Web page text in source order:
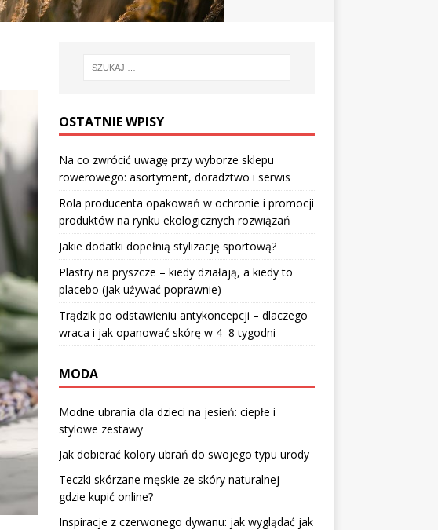
OSTATNIE WPISY
Na co zwrócić uwagę przy wyborze sklepu
rowerowego: asortyment, doradztwo i serwis
Rola producenta opakowań w ochronie i promocji
produktów na rynku ekologicznych rozwiązań
Jakie dodatki dopełnią stylizację sportową?
Plastry na pryszcze – kiedy działają, a kiedy to
placebo (jak używać poprawnie)
Trądzik po odstawieniu antykoncepcji – dlaczego
wraca i jak opanować skórę w 4–8 tygodni
MODA
Modne ubrania dla dzieci na jesień: ciepłe i
stylowe zestawy
Jak dobierać kolory ubrań do swojego typu urody
Teczki skórzane męskie ze skóry naturalnej –
gdzie kupić online?
Inspiracje z czerwonego dywanu: jak wyglądać jak